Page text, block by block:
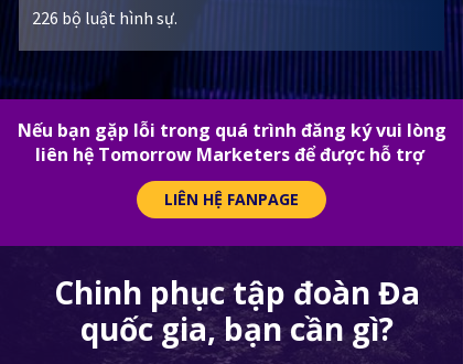
226 bộ luật hình sự.
Nếu bạn gặp lỗi trong quá trình đăng ký vui lòng
liên hệ Tomorrow Marketers để được hỗ trợ
LIÊN HỆ FANPAGE
Chinh phục tập đoàn Đa
quốc gia, bạn cần gì?